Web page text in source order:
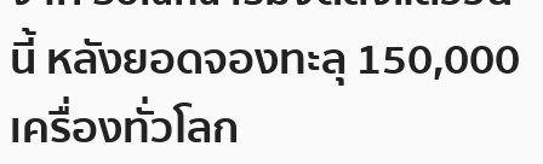
นี้ หลังยอดจองทะลุ 150,000
เครื่องทั่วโลก